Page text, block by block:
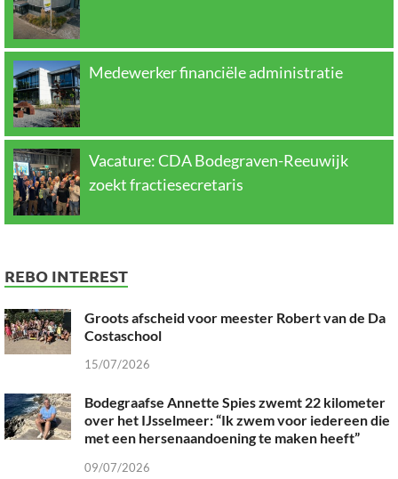
Medewerker financiële administratie
Vacature: CDA Bodegraven-Reeuwijk
zoekt fractiesecretaris
REBO INTEREST
Groots afscheid voor meester Robert van de Da
Costaschool
15/07/2026
Bodegraafse Annette Spies zwemt 22 kilometer
over het IJsselmeer: “Ik zwem voor iedereen die
met een hersenaandoening te maken heeft”
09/07/2026